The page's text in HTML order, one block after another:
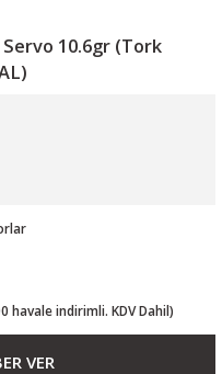
10.6gr (Tork
havale indirimli. KDV Dahil)
VER